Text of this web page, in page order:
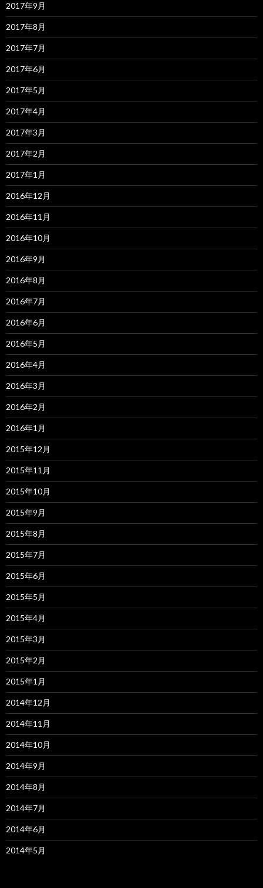
2017年9月
2017年8月
2017年7月
2017年6月
2017年5月
2017年4月
2017年3月
2017年2月
2017年1月
2016年12月
2016年11月
2016年10月
2016年9月
2016年8月
2016年7月
2016年6月
2016年5月
2016年4月
2016年3月
2016年2月
2016年1月
2015年12月
2015年11月
2015年10月
2015年9月
2015年8月
2015年7月
2015年6月
2015年5月
2015年4月
2015年3月
2015年2月
2015年1月
2014年12月
2014年11月
2014年10月
2014年9月
2014年8月
2014年7月
2014年6月
2014年5月